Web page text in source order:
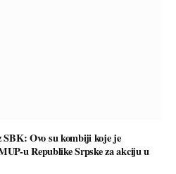
Ovo su kombiji koje je
u Republike Srpske za akciju u